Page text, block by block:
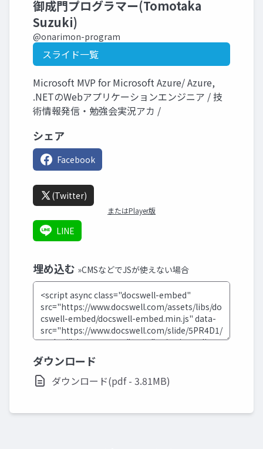
御成門プログラマー(Tomotaka
Suzuki)
@onarimon-program
スライド一覧
Microsoft MVP for Microsoft Azure/ Azure,
.NETのWebアプリケーションエンジニア / 技
術情報発信・勉強会実況アカ /
シェア
Facebook
(Twitter)
またはPlayer版
LINE
埋め込む »CMSなどでJSが使えない場合
ダウンロード
ダウンロード(pdf - 3.81MB)